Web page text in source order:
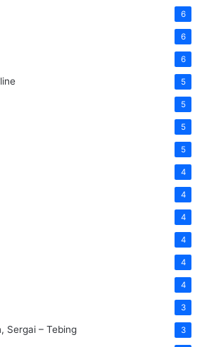
6
6
6
5
5
5
5
4
4
4
4
4
4
3
Sergai – Tebing 3